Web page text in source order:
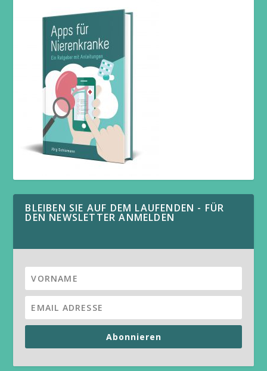
BLEIBEN SIE AUF DEM LAUFENDEN - FÜR
DEN NEWSLETTER ANMELDEN
Abonnieren